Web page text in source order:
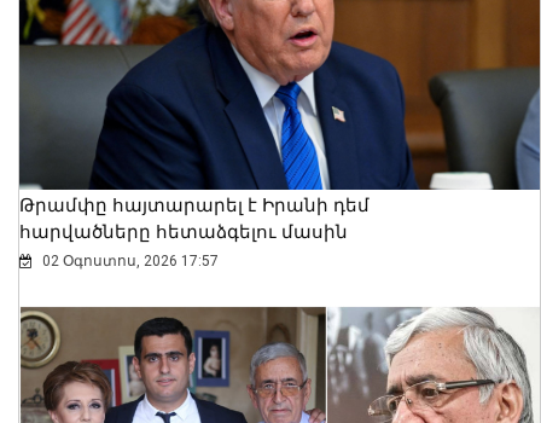
Ալեքսանդրա Քոուլը շարունակում է
բացահայտել Հայաստանը․ Մեծ
Բրիտանիայի դեսպանը հայերեն է
խոսում․ տեսանյութ
06 Օգոստոս, 2026 23:30
Թրամփը հայտարարել է Իրանի դեմ
հարվածները հետաձգելու մասին
02 Օգոստոս, 2026 17:57